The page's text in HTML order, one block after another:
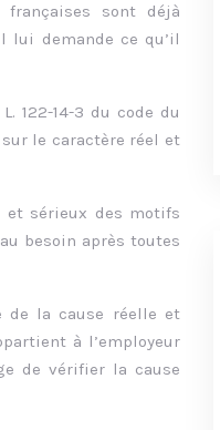
sont déjà
lui demande ce qu’il
122-14-3 du code du
le caractère réel et
sérieux des motifs
besoin après toutes
de la cause réelle et
à l’employeur
de vérifier la cause